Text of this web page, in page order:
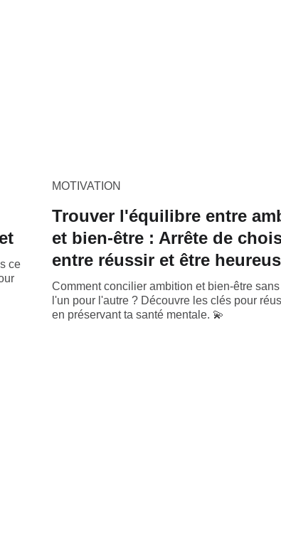
ce
MOTIVATION
Trouver l'équilibre entre
et bien-être : Arrête de
entre réussir et être
Comment concilier ambition et bien-être
l'un pour l'autre ? Découvre les clés pour
en préservant ta santé mentale. 💫